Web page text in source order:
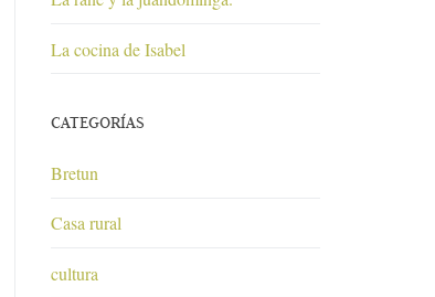
La cocina de Isabel
CATEGORÍAS
Bretun
Casa rural
cultura